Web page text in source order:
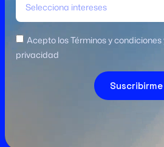
Selecciona intereses
Acepto los Términos y
privacidad
Suscribirme